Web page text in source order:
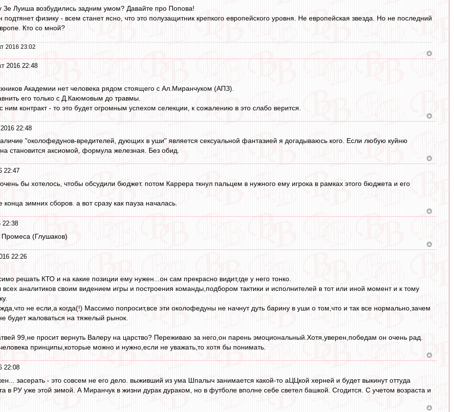
Зе Луиша возбудились задним умом? Давайте про Попова!
физику - всем станет ясно, что это полузащитник крепкого европейского уровня. Не европейская звезда. Но не последний
Кто со мной?
2016 23:02
2016 22:48
Академии нет человека рядом стоящего с Ал.Миранчуком (АПЗ).
его только с Д.Каюмовым до травмы.
контракт - то это будет огромным успехом селекции, к сожалению в это слабо верится.
22:48
"околофедунов-вредителей, дующих в уши" является сексуальной фантазией я догадываюсь кого. Если любую куйню
становится аксиомой, формула железная. Без обид.
22:47
очень бы хотелось, чтобы обсудили бюджет. потом Каррера ткнул пальцем в нужного ему игрока в рамках этого бюджета и его
зимних сборов. а вот сразу как пауза началась.
22:38
(Глушаков)
22:26
решать КТО и на какие позиции ему нужен...он сам прекрасно видит,где у него тонко.
аналитиков своим видением игры и построения команды,подбором тактики и исполнителей в тот или иной момент и к тому
не если,а когда(!) Массимо попросит,все эти околофедуны не начнут дуть барину в уши о том,что и так все нормально,зачем
будет жаловаться на тяжелый рынок.
99,не просит вернуть Валеру на царство? Переживаю за него,он парень эмоциональный.Хотя,уверен,победам он очень рад.
принципы,которые можно и нужно,если не уважать,то хотя бы понимать.
22:08
засерать - это совсем не его дело. выживший из ума Шпалыч занимается какой-то аЦЦкой херней и будет выкинут оттуда
в РУ уже этой зимой. А Миранчук в жизни дурак дураком, но в футболе вполне себе светел башкой. Сгодится. С учетом возраста и